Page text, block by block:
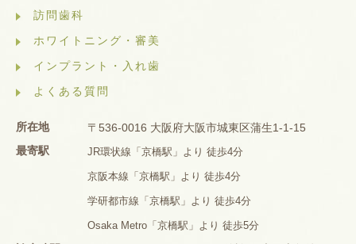
訪問歯科
ホワイトニング・審美
インプラント・入れ歯
よくある質問
所在地
〒536-0016 大阪府大阪市城東区蒲生1-1-15
最寄駅
JR環状線「京橋駅」より 徒歩4分
京阪本線「京橋駅」より 徒歩4分
学研都市線「京橋駅」より 徒歩4分
Osaka Metro「京橋駅」より 徒歩5分